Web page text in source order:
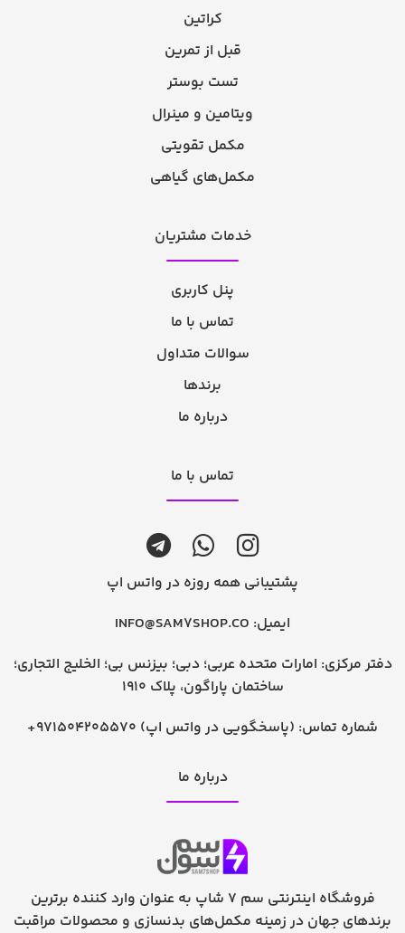
کراتین
قبل از تمرین
تست بوستر
ویتامین و مینرال
مکمل تقویتی
مکمل‌های گیاهی
خدمات مشتریان
پنل کاربری
تماس با ما
سوالات متداول
برندها
درباره ما
تماس با ما
پشتیبانی همه روزه در واتس اپ
ایمیل: INFO@SAM7SHOP.CO
دفتر مرکزی: امارات متحده عربی؛ دبی؛ بیزنس بی؛ الخلیج التجاری؛
ساختمان پاراگون، پلاک 1910
شماره تماس: +971504205570 (پاسخگویی در واتس اپ)
درباره ما
فروشگاه اینترنتی سم 7 شاپ به عنوان وارد کننده برترین
برندهای جهان در زمینه مکمل‌های بدنسازی و محصولات مراقبت